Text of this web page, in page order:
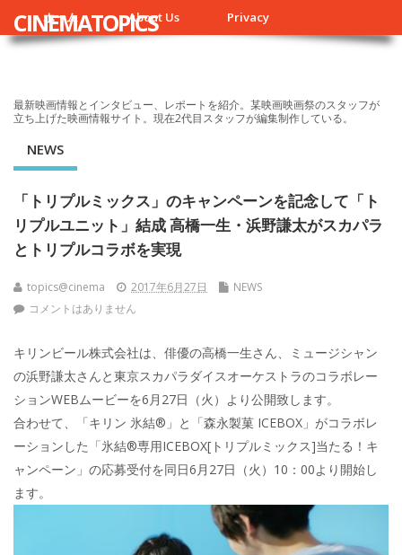
ホーム About Us Privacy
CINEMATOPICS
最新映画情報とインタビュー、レポートを紹介。某映画映画祭のスタッフが
立ち上げた映画情報サイト。現在2代目スタッフが編集制作している。
NEWS
「トリプルミックス」のキャンペーンを記念して「ト
リプルユニット」結成 高橋一生・浜野謙太がスカパラ
とトリプルコラボを実現
topics@cinema 2017年6月27日
NEWS
コメントはありません
キリンビール株式会社は、俳優の高橋一生さん、ミュージシャン
の浜野謙太さんと東京スカパラダイスオーケストラのコラボレー
ションWEBムービーを6月27日（火）より公開致します。
合わせて、「キリン 氷結®」と「森永製菓 ICEBOX」がコラボレ
ーションした「氷結®専用ICEBOX[トリプルミックス]当たる！キ
ャンペーン」の応募受付を同日6月27日（火）10：00より開始し
ます。